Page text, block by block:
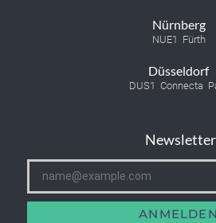
Nürnberg
NUE1 Fürth
Düsseldorf
DUS1 Connecta
Newsletter
ANMELDEN